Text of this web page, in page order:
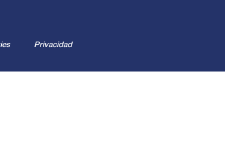
Privacidad